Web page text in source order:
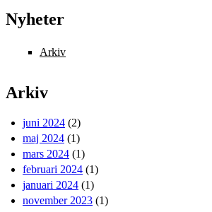
Nyheter
Arkiv
Arkiv
juni 2024 (2)
maj 2024 (1)
mars 2024 (1)
februari 2024 (1)
januari 2024 (1)
november 2023 (1)